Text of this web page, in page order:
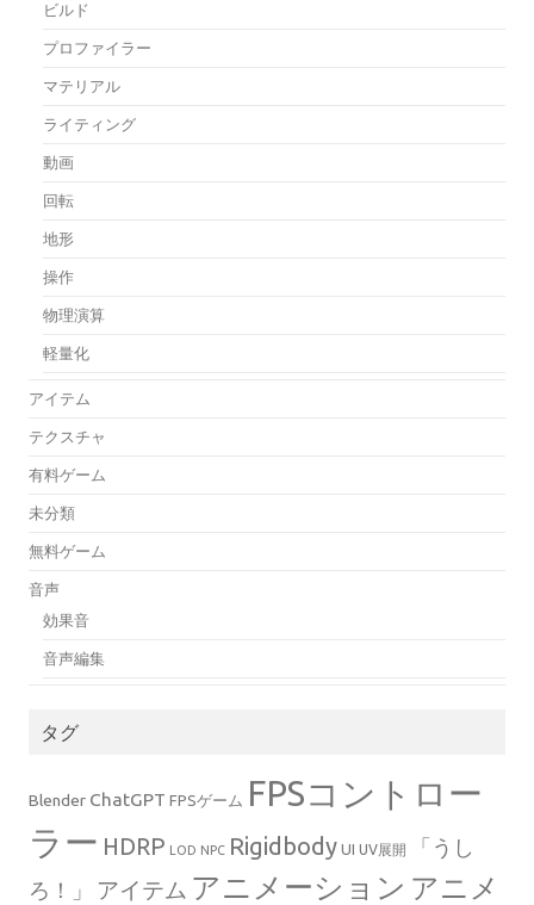
ビルド
プロファイラー
マテリアル
ライティング
動画
回転
地形
操作
物理演算
軽量化
アイテム
テクスチャ
有料ゲーム
未分類
無料ゲーム
音声
効果音
音声編集
タグ
Blender ChatGPT FPSゲーム FPSコントロー
ラー HDRP LOD NPC Rigidbody UI UV展開
「うし
ろ！」
アイテム アニメーション アニメ